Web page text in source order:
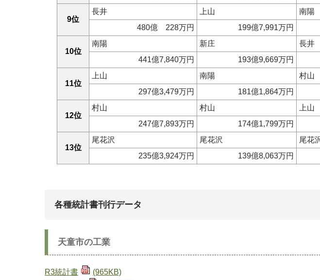
9位
長井 上山
南陽
480億 228万円
199億7,991万円
10位
南陽 新庄
長井
441億7,840万円
193億9,669万円
11位
上山 南陽
村山
297億3,479万円
181億1,864万円
12位
村山 村山
上山
247億7,893万円
174億1,799万円
13位
尾花沢 尾花沢
尾花
235億3,924万円
139億8,063万円
各種統計書刊行データ
天童市の工業
R3統計書
(965KB)